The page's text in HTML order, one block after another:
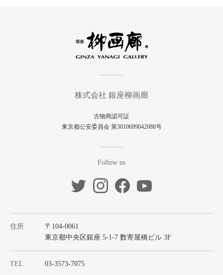
株式会社 銀座柳画廊
古物商認可証
東京都公安委員会 第3010699042088号
Follow us
住所
〒104-0061
東京都中央区銀座 5-1-7 数寄屋橋ビル 3F
TEL 03-3573-7075